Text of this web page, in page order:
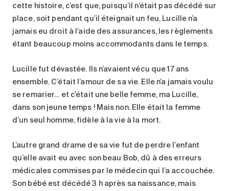
cette histoire, c’est que, puisqu’il n’était pas décédé sur
place, soit pendant qu’il éteignait un feu, Lucille n’a
jamais eu droit à l’aide des assurances, les règlements
étant beaucoup moins accommodants dans le temps.
Lucille fut dévastée. Ils n’avaient vécu que 17 ans
ensemble. C’était l’amour de sa vie. Elle n’a jamais voulu
se remarier… et c’était une belle femme, ma Lucille,
dans son jeune temps ! Mais non. Elle était la femme
d’un seul homme, fidèle à la vie à la mort.
L’autre grand drame de sa vie fut de perdre l’enfant
qu’elle avait eu avec son beau Bob, dû à des erreurs
médicales commises par le médecin qui l’a accouchée.
Son bébé est décédé 3 h après sa naissance, mais